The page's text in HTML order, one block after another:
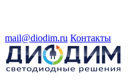
mail@diodim.ru Контакты